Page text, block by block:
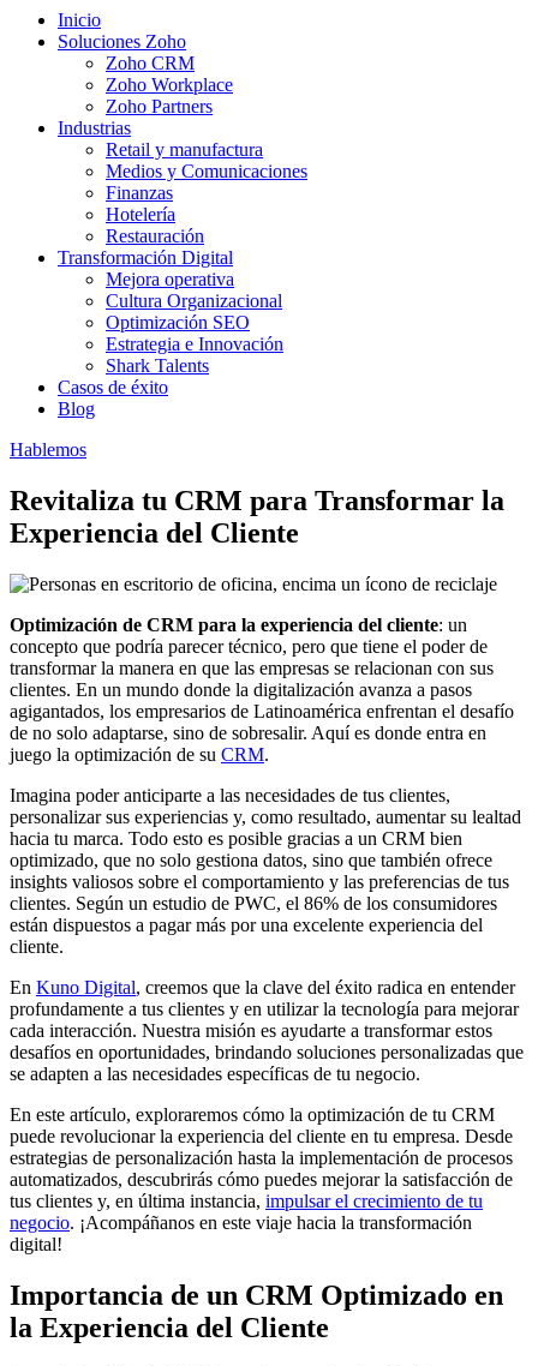
Inicio
Soluciones Zoho
Zoho CRM
Zoho Workplace
Zoho Partners
Industrias
Retail y manufactura
Medios y Comunicaciones
Finanzas
Hotelería
Restauración
Transformación Digital
Mejora operativa
Cultura Organizacional
Optimización SEO
Estrategia e Innovación
Shark Talents
Casos de éxito
Blog
Hablemos
Revitaliza tu CRM para Transformar la
Experiencia del Cliente
Optimización de CRM para la experiencia del cliente: un
concepto que podría parecer técnico, pero que tiene el poder de
transformar la manera en que las empresas se relacionan con sus
clientes. En un mundo donde la digitalización avanza a pasos
agigantados, los empresarios de Latinoamérica enfrentan el desafío
de no solo adaptarse, sino de sobresalir. Aquí es donde entra en
juego la optimización de su CRM.
Imagina poder anticiparte a las necesidades de tus clientes,
personalizar sus experiencias y, como resultado, aumentar su lealtad
hacia tu marca. Todo esto es posible gracias a un CRM bien
optimizado, que no solo gestiona datos, sino que también ofrece
insights valiosos sobre el comportamiento y las preferencias de tus
clientes. Según un estudio de PWC, el 86% de los consumidores
están dispuestos a pagar más por una excelente experiencia del
cliente.
En Kuno Digital, creemos que la clave del éxito radica en entender
profundamente a tus clientes y en utilizar la tecnología para mejorar
cada interacción. Nuestra misión es ayudarte a transformar estos
desafíos en oportunidades, brindando soluciones personalizadas que
se adapten a las necesidades específicas de tu negocio.
En este artículo, exploraremos cómo la optimización de tu CRM
puede revolucionar la experiencia del cliente en tu empresa. Desde
estrategias de personalización hasta la implementación de procesos
automatizados, descubrirás cómo puedes mejorar la satisfacción de
tus clientes y, en última instancia, impulsar el crecimiento de tu
negocio. ¡Acompáñanos en este viaje hacia la transformación
digital!
Importancia de un CRM Optimizado en
la Experiencia del Cliente